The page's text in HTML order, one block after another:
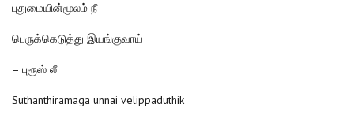
புதுமையின்மூலம் நீ
பெருக்கெடுத்து இயங்குவாய்
– புரூஸ் லீ
Suthanthiramaga unnai velippaduthik